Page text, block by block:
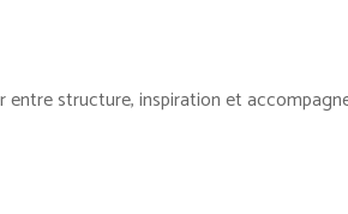
structure, inspiration et